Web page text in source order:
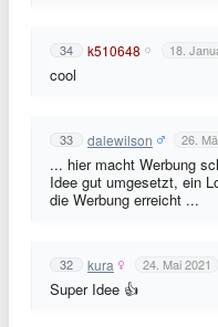
34 k510648 18.
cool
33 dalewilson 26.
... hier macht Werbung
Idee gut umgesetzt, ein
die Werbung erreicht ...
32 kura 24. Mai 2021
Super Idee 👍